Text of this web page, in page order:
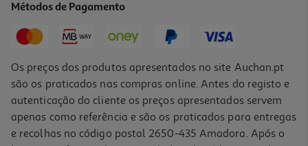
Métodos de Pagamento
Os preços dos produtos apresentados no site Auchan.pt
são os praticados nas compras online. Antes do registo e
autenticação do cliente os preços apresentados servem
apenas como referência e são os praticados para entregas
e recolhas no código postal 2650-435 Amadora. Após o